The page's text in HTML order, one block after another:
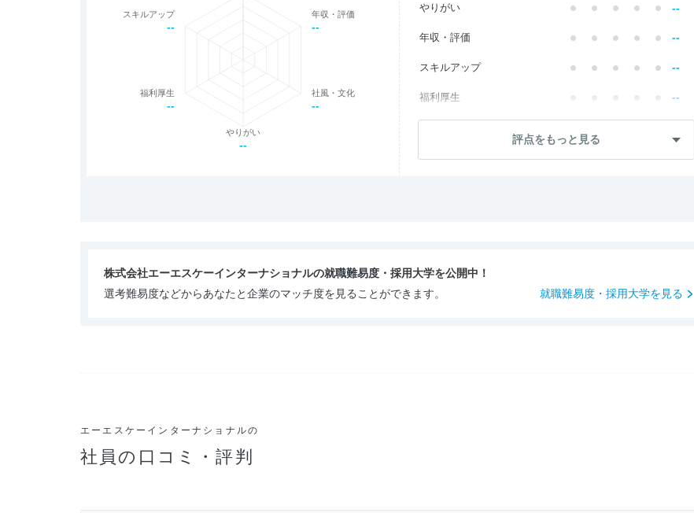
評点をもっと見る
年収・評価
--
社風・文化
--
やりがい
--
福利厚生
--
スキルアップ
--
やりがい --
年収・評価 --
スキルアップ --
福利厚生 --
社員・管理職 --
入社後のギャップ
株式会社エーエスケーインターナショナルの就職難易度・採用大学を公開中！
選考難易度などからあなたと企業のマッチ度を見ることができます。
就職難易度・採用大学を見る
エーエスケーインターナショナルの
社員の口コミ・評判